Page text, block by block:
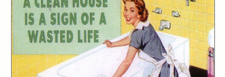
4 »Jeder nach seinen Fähigkeiten, jedem nach
seinen Bedürfnissen!«
5
Grossstadt, Provinz und die (In)Effektivität
antifaschistischer Strategien